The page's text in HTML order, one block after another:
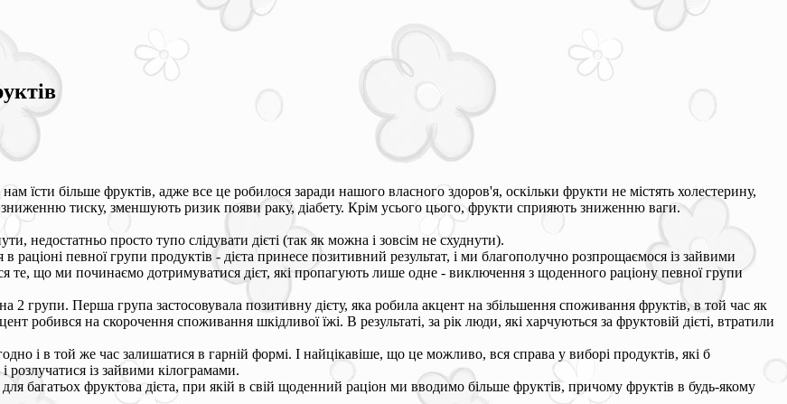
їсти більше фруктів, адже все це робилося заради нашого власного здоров'я, оскільки фрукти не містять холестерину,
тиску, зменшують ризик появи раку, діабету. Крім усього цього, фрукти сприяють зниженню ваги.
недостатньо просто тупо слідувати дієті (так як можна і зовсім не схуднути).
раціоні певної групи продуктів - дієта принесе позитивний результат, і ми благополучно розпрощаємося із зайвими
те, що ми починаємо дотримуватися дієт, які пропагують лише одне - виключення з щоденного раціону певної групи
2 групи. Перша група застосовувала позитивну дієту, яка робила акцент на збільшення споживання фруктів, в той час як
робився на скорочення споживання шкідливої їжі. В результаті, за рік люди, які харчуються за фруктовій дієті, втратили
і в той же час залишатися в гарній формі. І найцікавіше, що це можливо, вся справа у виборі продуктів, які б
розлучатися із зайвими кілограмами.
багатьох фруктова дієта, при якій в свій щоденний раціон ми вводимо більше фруктів, причому фруктів в будь-якому